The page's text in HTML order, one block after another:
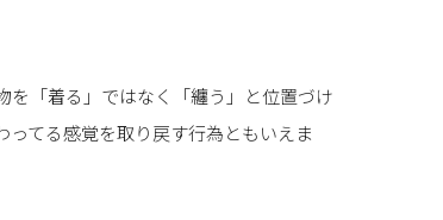
「着る」ではなく「纏う」と位置づけ
てる感覚を取り戻す行為ともいえま